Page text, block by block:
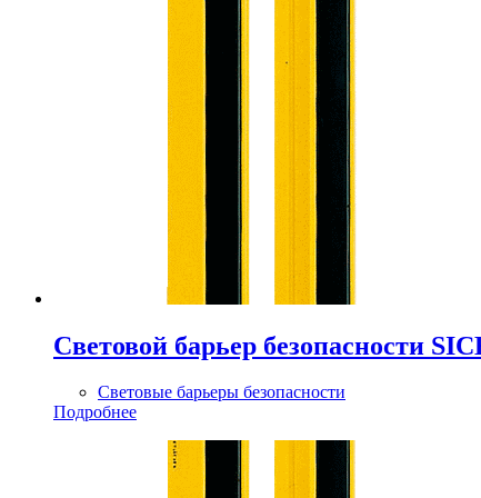
Cветовой барьер безопасности
Световые барьеры безопасности
Подробнее